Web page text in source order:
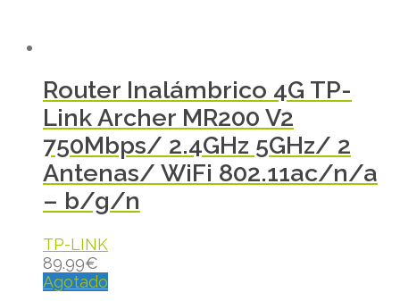
Router Inalámbrico 4G TP-
Link Archer MR200 V2
750Mbps/ 2.4GHz 5GHz/ 2
Antenas/ WiFi 802.11ac/n/a
– b/g/n
TP-LINK
89.99€
Agotado